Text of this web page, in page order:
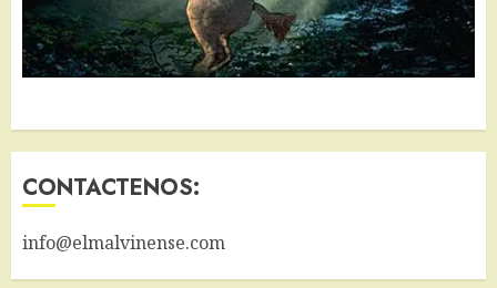
CONTACTENOS:
info@elmalvinense.com